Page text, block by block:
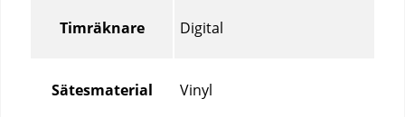
Timräknare
Digital
Sätesmaterial Vinyl